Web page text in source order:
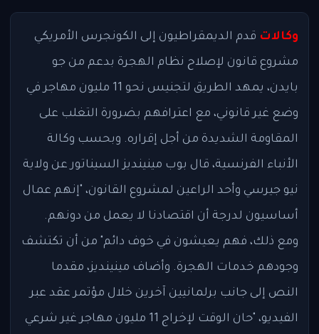
وكالات قدم الديمقراطيون إلى الكونجرس الأمريكي
مشروع قانون لإصلاح نظام الهجرة بدعم من جو
بايدن، يمهد الطريق لتجنيس نحو 11 مليون مهاجر في
وضع غير قانوني، مع اعترافهم بضرورة التغلب على
المقاومة الشديدة من أجل إقراره. وبحسب وكالة
الأنباء الفرنسية، قال بوب مينينديز السيناتور عن ولاية
نيو جيرسي وأحد الراعين لمشروع القانون، "إنهم عمال
أساسيون لدرجة أن اقتصادنا لا يعمل من دونهم.
ومع ذلك، فهم يعيشون في خوف دائم" من أن تكتشف
وجودهم خدمات الهجرة. وأضاف مينينديز، مقدما
النص إلى جانب برلمانيين آخرين خلال مؤتمر عقد عبر
الفيديو، "حان الوقت لإخراج 11 مليون مهاجر غير شرعي